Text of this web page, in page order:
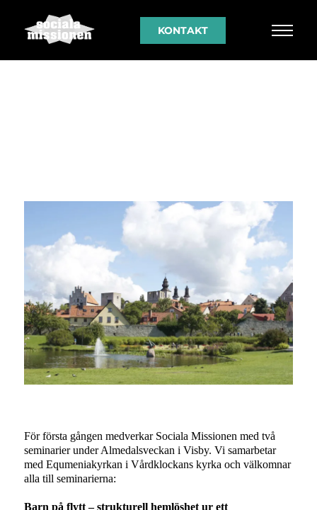
KONTAKT
För första gången medverkar Sociala Missionen med två
seminarier under Almedalsveckan i Visby. Vi samarbetar
med Equmeniakyrkan i Vårdklockans kyrka och välkomnar
alla till seminarierna:
Barn på flytt – strukturell hemlöshet ur ett